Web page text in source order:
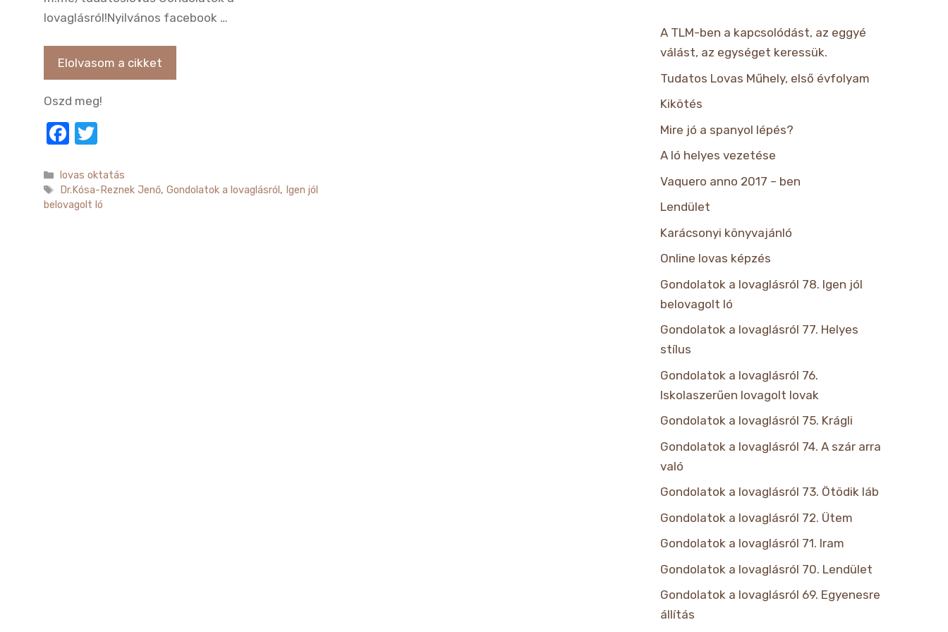
lovaglásról!Nyilvános facebook …
Elolvasom a cikket
Oszd meg!
F
c
e
it
te
Kategória
lovas oktatás
Címkék
Dr.Kósa-Reznek Jenő,Gondolatok a lovaglásról , Igen jól
belovagolt ló
A TLM-ben a kapcsolódást, az eggyé
válást, az egységet keressük.
Tudatos Lovas Műhely, első évfolyam
Kikötés
Mire jó a spanyol lépés?
A ló helyes vezetése
Vaquero anno 2017 – ben
Lendület
Karácsonyi könyvajánló
Online lovas képzés
Gondolatok a lovaglásról 78. Igen jól
belovagolt ló
Gondolatok a lovaglásról 77. Helyes
stílus
Gondolatok a lovaglásról 76.
Iskolaszerűen lovagolt lovak
Gondolatok a lovaglásról 75. Krágli
Gondolatok a lovaglásról 74. A szár arra
való
Gondolatok a lovaglásról 73. Ötödik láb
Gondolatok a lovaglásról 72. Ütem
Gondolatok a lovaglásról 71. Iram
Gondolatok a lovaglásról 70. Lendület
Gondolatok a lovaglásról 69. Egyenesre
állítás